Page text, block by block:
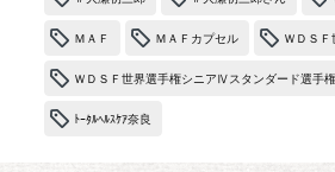
ＭＡＦ ＭＡＦカプセル ＷＤＳＦ
ＷＤＳＦ世界選手権シニアⅣスタンダード選手権
ﾄｰﾀﾙﾍﾙｽｹｱ奈良